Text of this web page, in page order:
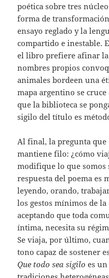
poética sobre tres
forma de
ensayo reglado y la
compartido e inestable.
el libro prefiere afinar la
nombres propios
animales bordeen una
mapa argentino se
que la biblioteca se
sigilo del título es
Al final, la pregunta
mantiene filo: ¿cómo
modifique lo que
respuesta del poema es
leyendo, orando,
los gestos mínimos de
aceptando que toda
íntima, necesita su
Se viaja, por último,
tono capaz de sostener
Que todo sea sigilo es